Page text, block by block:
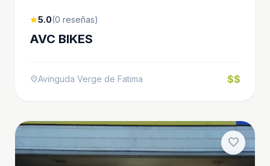
star5.0(0 reseñas)
AVC BIKES
location_onAvinguda Verge de Fatima $$
favorite